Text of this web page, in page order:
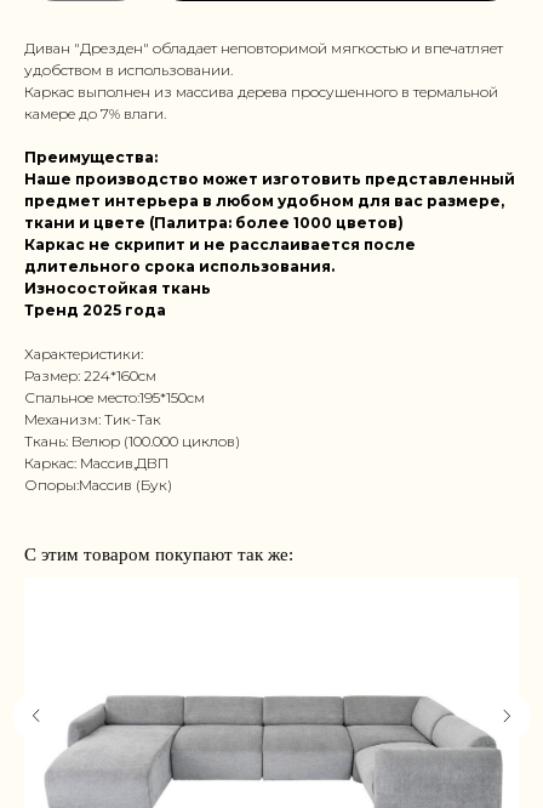
Диван "Дрезден" обладает неповторимой мягкостью и впечатляет
удобством в использовании.
Каркас выполнен из массива дерева просушенного в термальной
камере до 7% влаги.
Преимущества:
Наше производство может изготовить представленный
предмет интерьера в любом удобном для вас размере,
ткани и цвете (Палитра: более 1000 цветов)
Каркас не скрипит и не расслаивается после
длительного срока использования.
Износостойкая ткань
Тренд 2025 года
Характеристики:
Размер: 224*160см
Спальное место:195*150см
Механизм: Тик-Так
Ткань: Велюр (100.000 циклов)
Каркас: Массив,ДВП
Опоры:Массив (Бук)
С этим товаром покупают так же: